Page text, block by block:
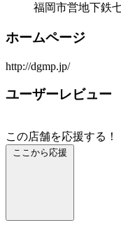
福岡市営地下鉄
ホームページ
http://dgmp.jp/
ユーザーレビュー
この店舗を応援する！
ここから応援